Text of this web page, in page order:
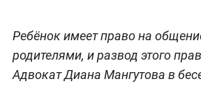
Ребёнок имеет право на
родителями, и развод этого
Адвокат Диана Мангутова в